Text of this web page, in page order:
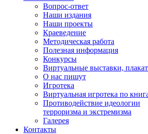
Вопрос-ответ
Наши издания
Наши проекты
Краеведение
Методическая работа
Полезная информация
Конкурсы
Виртуальные выставки,
О нас пишут
Игротека
Виртуальная игротека по
Противодействие идеологии
терроризма и экстремизма
Галерея
Контакты